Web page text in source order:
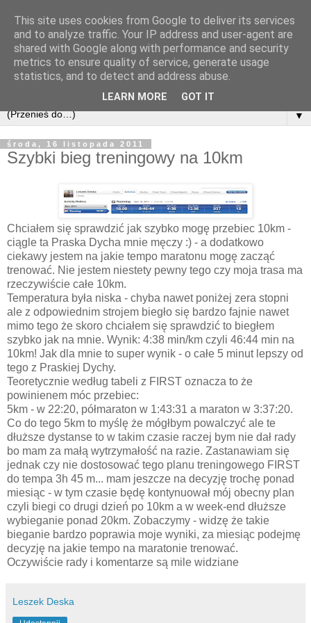
▼
środa, 16 listopada 2011
Szybki bieg treningowy na 10km
Chciałem się sprawdzić jak szybko mogę przebiec 10km -
ciągle ta Praska Dycha mnie męczy :) - a dodatkowo
ciekawy jestem na jakie tempo maratonu mogę zacząć
trenować. Nie jestem niestety pewny tego czy moja trasa ma
rzeczywiście całe 10km.
Temperatura była niska - chyba nawet poniżej zera stopni
ale z odpowiednim strojem biegło się bardzo fajnie nawet
mimo tego że skoro chciałem się sprawdzić to biegłem
szybko jak na mnie. Wynik: 4:38 min/km czyli 46:44 min na
10km! Jak dla mnie to super wynik - o całe 5 minut lepszy od
tego z Praskiej Dychy.
Teoretycznie według tabeli z FIRST oznacza to że
powinienem móc przebiec:
5km - w 22:20, półmaraton w 1:43:31 a maraton w 3:37:20.
Co do tego 5km to myślę że mógłbym powalczyć ale te
dłuższe dystanse to w takim czasie raczej bym nie dał rady
bo mam za małą wytrzymałość na razie. Zastanawiam się
jednak czy nie dostosować tego planu treningowego FIRST
do tempa 3h 45 m... mam jeszcze na decyzję trochę ponad
miesiąc - w tym czasie będę kontynuował mój obecny plan
czyli biegi co drugi dzień po 10km a w week-end dłuższe
wybieganie ponad 20km. Zobaczymy - widzę że takie
bieganie bardzo poprawia moje wyniki, za miesiąc podejmę
decyzję na jakie tempo na maratonie trenować.
Oczywiście rady i komentarze są mile widziane
Leszek Deska
This site uses cookies from Google to deliver its services
and to analyze traffic. Your IP address and user-agent are
shared with Google along with performance and security
metrics to ensure quality of service, generate usage
statistics, and to detect and address abuse.
LEARN MORE GOT IT